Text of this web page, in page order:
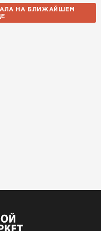
НА БЛИЖАЙШЕМ